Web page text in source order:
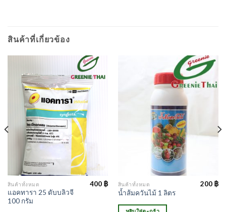
สินค้าที่เกี่ยวข้อง
สินค้าทั้งหมด
แอคทารา 25 ดับบลิวจี
100 กรัม
400 ฿ สินค้าทั้งหมด
น้ำส้มควันไม้ 1 ลิตร
200 ฿